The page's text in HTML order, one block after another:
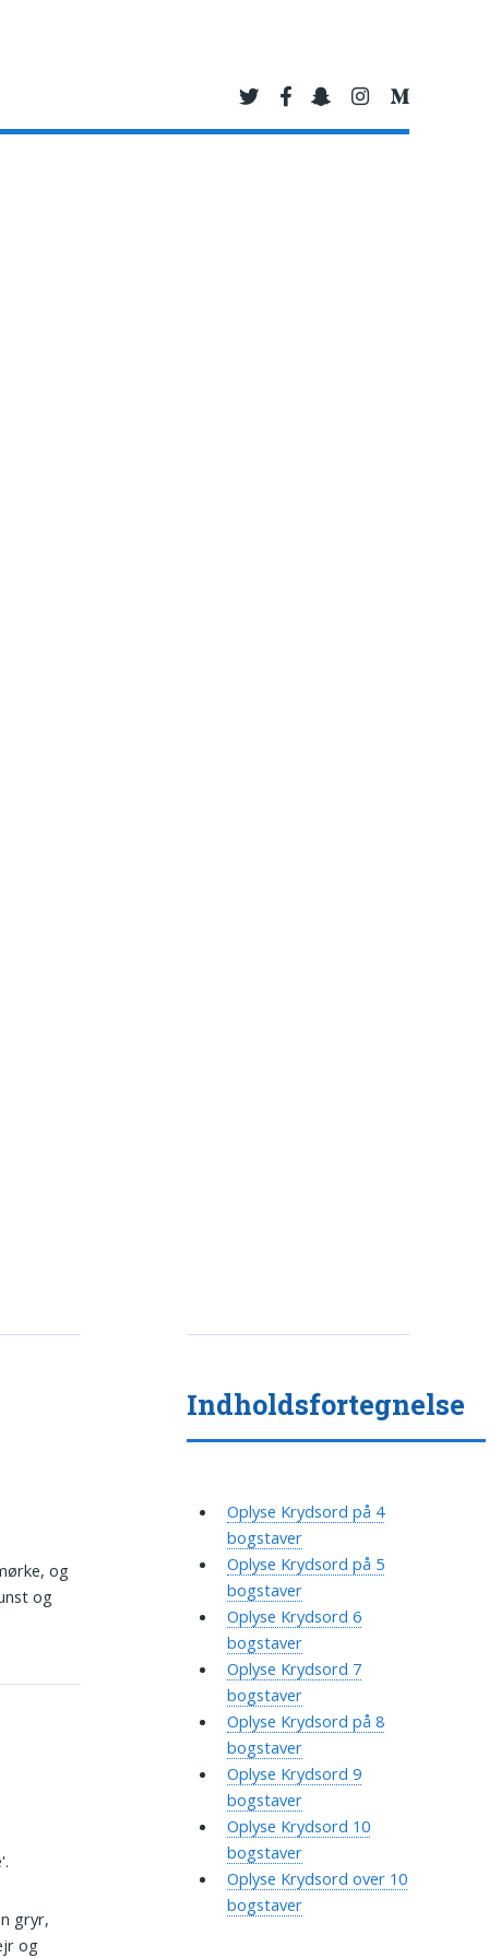
og
og
gryr,
og
Indholdsfortegnelse
Oplyse Krydsord på 4
bogstaver
Oplyse Krydsord på 5
bogstaver
Oplyse Krydsord 6
bogstaver
Oplyse Krydsord 7
bogstaver
Oplyse Krydsord på 8
bogstaver
Oplyse Krydsord 9
bogstaver
Oplyse Krydsord 10
bogstaver
Oplyse Krydsord over 10
bogstaver